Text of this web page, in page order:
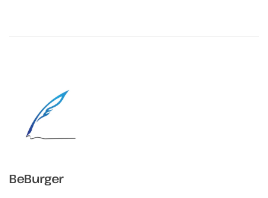
BeBurger